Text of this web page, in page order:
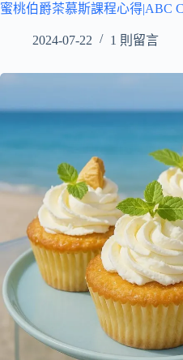
蜜桃伯爵茶慕斯課程心得|ABC
2024-07-22 1 則留言